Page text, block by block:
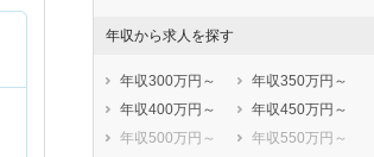
いすみ市
町
年収から求人を探す
年収300万円～
年収350万円～
年収400万円～
年収450万円～
年収500万円～
年収550万円～